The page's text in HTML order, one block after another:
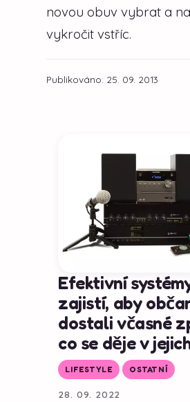
novou obuv vybrat a
vykročit vstříc.
Publikováno: 25. 09. 2013
Efektivní
zajistí, aby
dostali včasné
co se děje v
LIFESTYLE OSTATNÍ
28. 09. 2022